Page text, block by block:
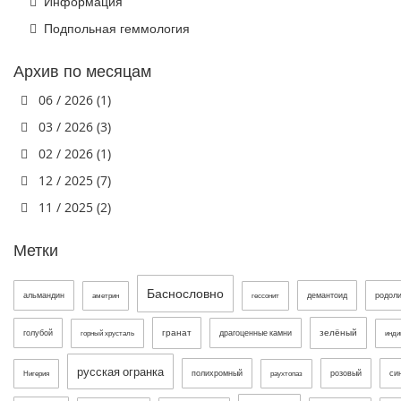
Подпольная геммология
Архив по месяцам
06 / 2026 (1)
03 / 2026 (3)
02 / 2026 (1)
12 / 2025 (7)
11 / 2025 (2)
Метки
альмандин аметрин Баснословно гессонит демантоид
голубой горный хрусталь гранат драгоценные камни зелёный
Нигерия русская огранка полихромный раухтопаз розовый